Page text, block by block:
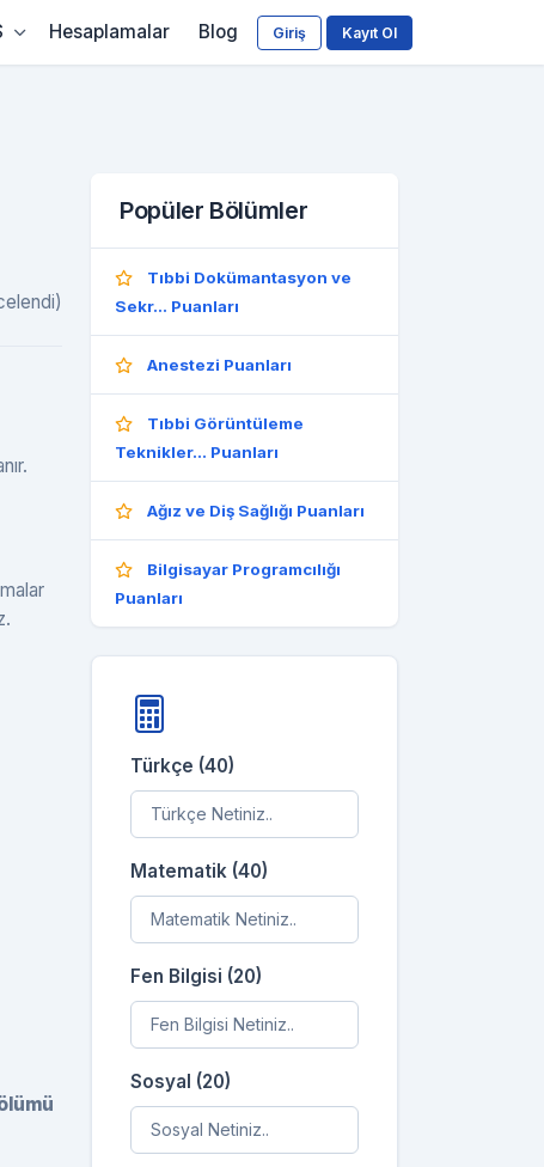
Giriş Kayıt Ol
Hesaplamalar Blog
Popüler Bölümler
Tıbbi Dokümantasyon ve
Sekr... Puanları
Anestezi Puanları
Tıbbi Görüntüleme
Teknikler... Puanları
Ağız ve Diş Sağlığı Puanları
Bilgisayar Programcılığı
Puanları
Türkçe (40)
Matematik (40)
Fen Bilgisi (20)
Sosyal (20)